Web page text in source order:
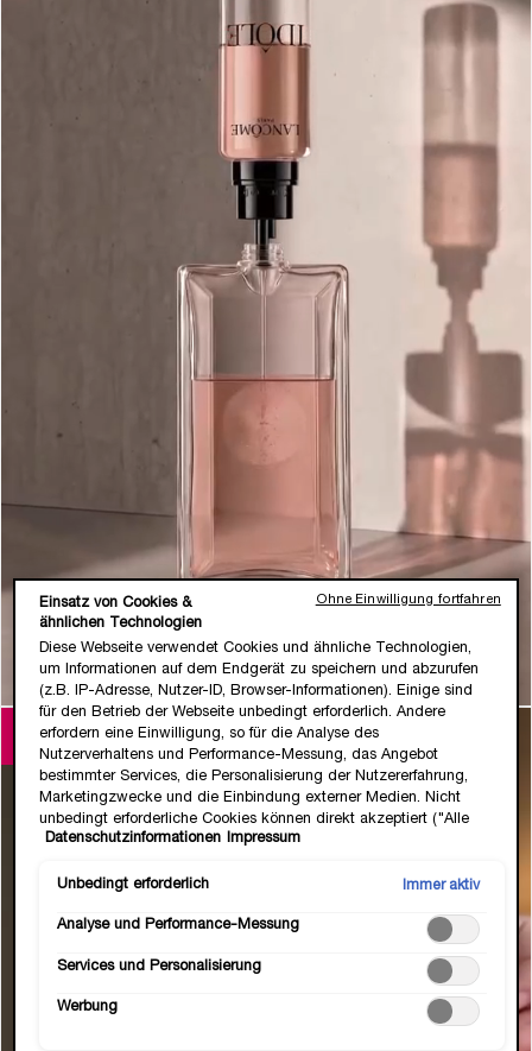
1
t o I e
Einsatz von Cookies &
ähnlichen Technologien
Diese Webseite verwendet Cookies und ähnliche Technologien,
um Informationen auf dem Endgerät zu speichern und abzurufen
(z.B. IP-Adresse, Nutzer-ID, Browser-Informationen). Einige sind
für den Betrieb der Webseite unbedingt erforderlich. Andere
erfordern eine Einwilligung, so für die Analyse des
Nutzerverhaltens und Performance-Messung, das Angebot
bestimmter Services, die Personalisierung der Nutzererfahrung,
Marketingzwecke und die Einbindung externer Medien. Nicht
unbedingt erforderliche Cookies können direkt akzeptiert ("Alle
akzeptieren") oder abgelehnt ("Ohne Einwilligung fortfahren")
ebenfalls möglich und speicherbar ("Auswahl speichern"). Die
angepasst werden. Für weitere Informationen s. unsere
Datenschutzinformationen Impressum
Unbedingt erforderlich Immer aktiv
Analyse und Performance-Messung
Services und Personalisierung
Werbung
Ohne Einwilligung fortfahren